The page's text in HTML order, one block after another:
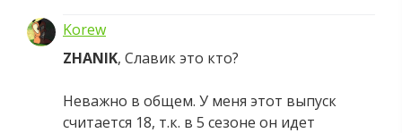
Korew
ZHANIK, Славик это кто?
Неважно в общем. У меня этот выпуск
считается 18, т.к. в 5 сезоне он идет